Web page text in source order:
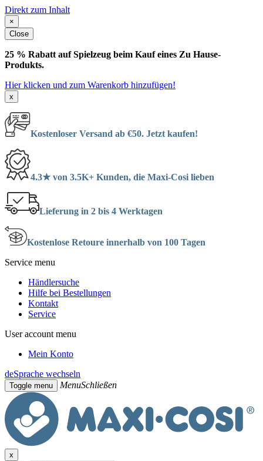
Direkt zum Inhalt
×
Close
25 % Rabatt auf Spielzeug beim Kauf eines Zu Hause-
Produkts.
Hier klicken und zum Warenkorb hinzufügen!
x
Kostenloser Versand ab €50. Jetzt kaufen!
4.3★ von 3.5K+ Kunden, die Maxi-Cosi lieben
Lieferung in 2 bis 4 Werktagen
Kostenlose Retoure innerhalb von 100 Tagen
Service menu
Händlersuche
Hilfe bei Bestellungen
Kontakt
Service
User account menu
Mein Konto
deSprache wechseln
Toggle menu MenuSchließen
x